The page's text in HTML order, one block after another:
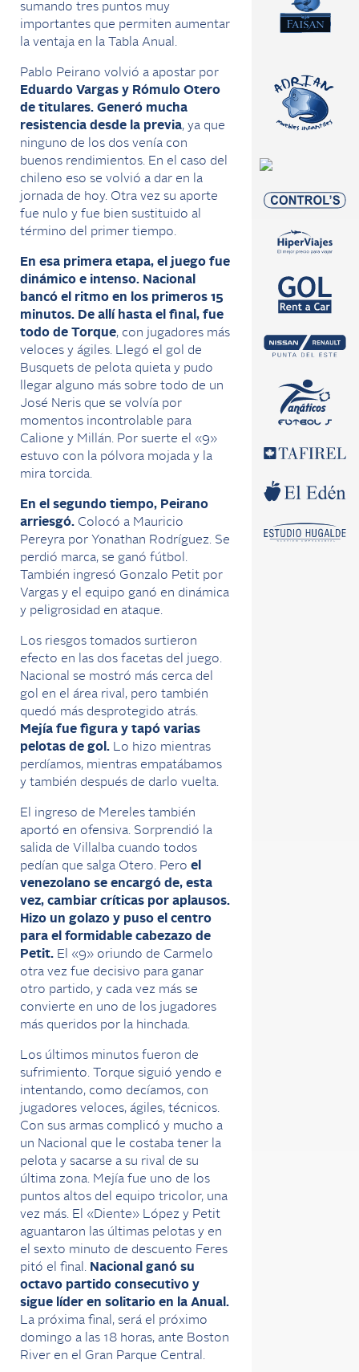
sumando tres puntos muy
importantes que permiten aumentar
la ventaja en la Tabla Anual.
Pablo Peirano volvió a apostar por
Eduardo Vargas y Rómulo Otero
de titulares. Generó mucha
resistencia desde la previa, ya que
ninguno de los dos venía con
buenos rendimientos. En el caso del
chileno eso se volvió a dar en la
jornada de hoy. Otra vez su aporte
fue nulo y fue bien sustituido al
término del primer tiempo.
En esa primera etapa, el juego fue
dinámico e intenso. Nacional
bancó el ritmo en los primeros 15
minutos. De allí hasta el final, fue
todo de Torque, con jugadores más
veloces y ágiles. Llegó el gol de
Busquets de pelota quieta y pudo
llegar alguno más sobre todo de un
José Neris que se volvía por
momentos incontrolable para
Calione y Millán. Por suerte el «9»
estuvo con la pólvora mojada y la
mira torcida.
En el segundo tiempo, Peirano
arriesgó. Colocó a Mauricio
Pereyra por Yonathan Rodríguez. Se
perdió marca, se ganó fútbol.
También ingresó Gonzalo Petit por
Vargas y el equipo ganó en dinámica
y peligrosidad en ataque.
Los riesgos tomados surtieron
efecto en las dos facetas del juego.
Nacional se mostró más cerca del
gol en el área rival, pero también
quedó más desprotegido atrás.
Mejía fue figura y tapó varias
pelotas de gol. Lo hizo mientras
perdíamos, mientras empatábamos
y también después de darlo vuelta.
El ingreso de Mereles también
aportó en ofensiva. Sorprendió la
salida de Villalba cuando todos
pedían que salga Otero. Pero el
venezolano se encargó de, esta
vez, cambiar críticas por aplausos.
Hizo un golazo y puso el centro
para el formidable cabezazo de
Petit. El «9» oriundo de Carmelo
otra vez fue decisivo para ganar
otro partido, y cada vez más se
convierte en uno de los jugadores
más queridos por la hinchada.
Los últimos minutos fueron de
sufrimiento. Torque siguió yendo e
intentando, como decíamos, con
jugadores veloces, ágiles, técnicos.
Con sus armas complicó y mucho a
un Nacional que le costaba tener la
pelota y sacarse a su rival de su
última zona. Mejía fue uno de los
puntos altos del equipo tricolor, una
vez más. El «Diente» López y Petit
aguantaron las últimas pelotas y en
el sexto minuto de descuento Feres
pitó el final. Nacional ganó su
octavo partido consecutivo y
sigue líder en solitario en la Anual.
La próxima final, será el próximo
domingo a las 18 horas, ante Boston
River en el Gran Parque Central.